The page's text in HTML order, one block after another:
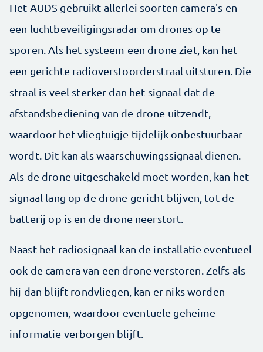
Het AUDS gebruikt allerlei soorten camera's en
een luchtbeveiligingsradar om drones op te
sporen. Als het systeem een drone ziet, kan het
een gerichte radioverstoorderstraal uitsturen. Die
straal is veel sterker dan het signaal dat de
afstandsbediening van de drone uitzendt,
waardoor het vliegtuigje tijdelijk onbestuurbaar
wordt. Dit kan als waarschuwingssignaal dienen.
Als de drone uitgeschakeld moet worden, kan het
signaal lang op de drone gericht blijven, tot de
batterij op is en de drone neerstort.
Naast het radiosignaal kan de installatie eventueel
ook de camera van een drone verstoren. Zelfs als
hij dan blijft rondvliegen, kan er niks worden
opgenomen, waardoor eventuele geheime
informatie verborgen blijft.